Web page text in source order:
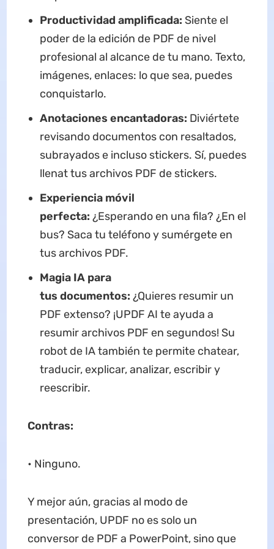
Productividad amplificada: Siente el
poder de la edición de PDF de nivel
profesional al alcance de tu mano. Texto,
imágenes, enlaces: lo que sea, puedes
conquistarlo.
Anotaciones encantadoras: Diviértete
revisando documentos con resaltados,
subrayados e incluso stickers. Sí, puedes
llenat tus archivos PDF de stickers.
Experiencia móvil
perfecta: ¿Esperando en una fila? ¿En el
bus? Saca tu teléfono y sumérgete en
tus archivos PDF.
Magia IA para
tus documentos: ¿Quieres resumir un
PDF extenso? ¡UPDF AI te ayuda a
resumir archivos PDF en segundos! Su
robot de IA también te permite chatear,
traducir, explicar, analizar, escribir y
reescribir.
Contras:
• Ninguno.
Y mejor aún, gracias al modo de
presentación, UPDF no es solo un
conversor de PDF a PowerPoint, sino que